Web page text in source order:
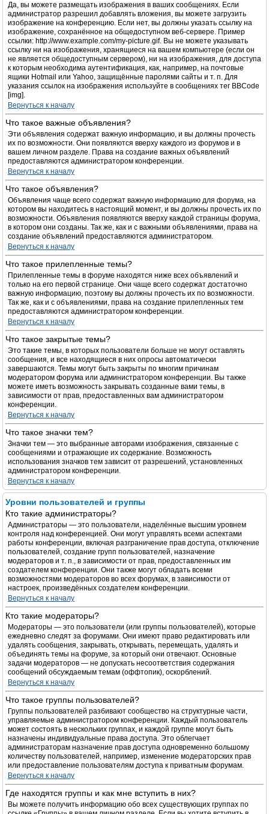
Да, вы можете размещать изображения в ваших сообщениях. Если
администратор разрешил добавлять вложения, вы можете загрузить
изображение на конференцию. Если нет, вы должны указать ссылку на
изображение, сохранённое на общедоступном веб-сервере. Пример
ссылки: http://www.example.com/my-picture.gif. Вы не можете указывать
ссылку ни на изображения, хранящиеся на вашем компьютере (если он
не является общедоступным сервером), ни на изображения, для доступа
к которым необходима аутентификация, как, например, на почтовые
ящики Hotmail или Yahoo, защищённые паролями сайты и т. п. Для
указания ссылок на изображения используйте в сообщениях тег BBCode
[img].
Вернуться к началу
Что такое важные объявления?
Эти объявления содержат важную информацию, и вы должны прочесть
их по возможности. Они появляются вверху каждого из форумов и в
вашем личном разделе. Права на создание важных объявлений
предоставляются администратором конференции.
Вернуться к началу
Что такое объявления?
Объявления чаще всего содержат важную информацию для форума, на
котором вы находитесь в настоящий момент, и вы должны прочесть их по
возможности. Объявления появляются вверху каждой страницы форума,
в котором они созданы. Так же, как и с важными объявлениями, права на
создание объявлений предоставляются администратором.
Вернуться к началу
Что такое прилепленные темы?
Прилепленные темы в форуме находятся ниже всех объявлений и
только на его первой странице. Они чаще всего содержат достаточно
важную информацию, поэтому вы должны прочесть их по возможности.
Так же, как и с объявлениями, права на создание прилепленных тем
предоставляются администратором конференции.
Вернуться к началу
Что такое закрытые темы?
Это такие темы, в которых пользователи больше не могут оставлять
сообщения, и все находящиеся в них опросы автоматически
завершаются. Темы могут быть закрыты по многим причинам
модератором форума или администратором конференции. Вы также
можете иметь возможность закрывать созданные вами темы, в
зависимости от прав, предоставленных вам администратором
конференции.
Вернуться к началу
Что такое значки тем?
Значки тем — это выбранные авторами изображения, связанные с
сообщениями и отражающие их содержание. Возможность
использования значков тем зависит от разрешений, установленных
администратором конференции.
Вернуться к началу
Уровни пользователей и группы
Кто такие администраторы?
Администраторы — это пользователи, наделённые высшим уровнем
контроля над конференцией. Они могут управлять всеми аспектами
работы конференции, включая разграничение прав доступа, отключение
пользователей, создание групп пользователей, назначение
модераторов и т. п., в зависимости от прав, предоставленных им
создателем конференции. Они также могут обладать всеми
возможностями модераторов во всех форумах, в зависимости от
настроек, произведённых создателем конференции.
Вернуться к началу
Кто такие модераторы?
Модераторы — это пользователи (или группы пользователей), которые
ежедневно следят за форумами. Они имеют право редактировать или
удалять сообщения, закрывать, открывать, перемещать, удалять и
объединять темы на форуме, за который они отвечают. Основные
задачи модераторов — не допускать несоответствия содержания
сообщений обсуждаемым темам (оффтопик), оскорблений.
Вернуться к началу
Что такое группы пользователей?
Группы пользователей разбивают сообщество на структурные части,
управляемые администратором конференции. Каждый пользователь
может состоять в нескольких группах, и каждой группе могут быть
назначены индивидуальные права доступа. Это облегчает
администраторам назначение прав доступа одновременно большому
количеству пользователей, например, изменение модераторских прав
или предоставление пользователям доступа к приватным форумам.
Вернуться к началу
Где находятся группы и как мне вступить в них?
Вы можете получить информацию обо всех существующих группах по